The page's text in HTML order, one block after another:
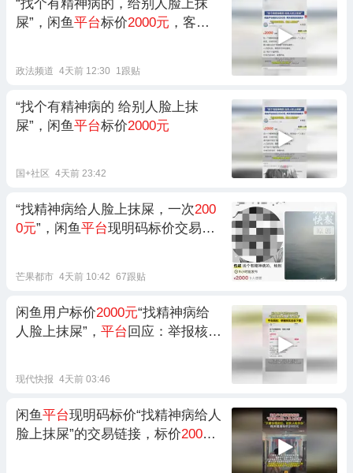
“找个有精神病的，给别人脸上抹
屎”，闲鱼平台标价2000元 ，客
政法频道 4天前 12:30 1跟贴
“找个有精神病的 给别人脸上抹
屎”，闲鱼平台标价2000元
国+社区 4天前 23:42
“找精神病给人脸上抹屎，一次200
0元”，闲鱼平台现明码标价交易链
芒果都市 4天前 10:42 67跟贴
闲鱼用户标价2000元“找精神病给
人脸上抹屎”， 平台 回应：举报核实
现代快报 4天前 03:46
闲鱼平台现明码标价“找精神病给人
脸上抹屎”的交易链接，标价2000